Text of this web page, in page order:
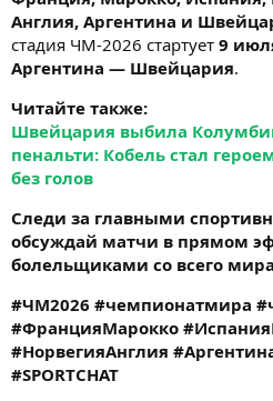
Англия, Аргентина и
стадия ЧМ-2026 стартует 9
Аргентина — Швейцария.
Читайте также:
Швейцария выбила
пенальти: Кобель стал
без голов
Следи за главными
обсуждай матчи в прямом
болельщиками со всего мира
#ЧМ2026 #чемпионатмира
#ФранцияМарокко
#НорвегияАнглия
#SPORTCHAT